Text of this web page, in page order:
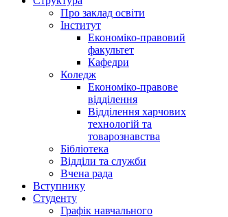
Про заклад освіти
Інститут
Економіко-правовий
факультет
Кафедри
Коледж
Економіко-правове
відділення
Відділення харчових
технологій та
товарознавства
Бібліотека
Відділи та служби
Вчена рада
Вступнику
Студенту
Графік навчального